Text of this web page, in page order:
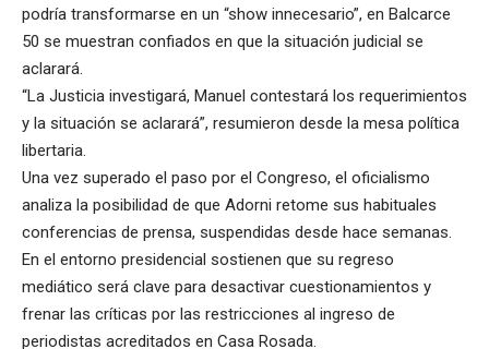
podría transformarse en un “show innecesario”, en Balcarce
50 se muestran confiados en que la situación judicial se
aclarará.
“La Justicia investigará, Manuel contestará los requerimientos
y la situación se aclarará”, resumieron desde la mesa política
libertaria.
Una vez superado el paso por el Congreso, el oficialismo
analiza la posibilidad de que Adorni retome sus habituales
conferencias de prensa, suspendidas desde hace semanas.
En el entorno presidencial sostienen que su regreso
mediático será clave para desactivar cuestionamientos y
frenar las críticas por las restricciones al ingreso de
periodistas acreditados en Casa Rosada.